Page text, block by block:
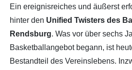
Ein ereignisreiches und äußerst
hinter den Unified Twisters des
Rendsburg. Was vor über sechs
Basketballangebot begann, ist
Bestandteil des Vereinslebens.